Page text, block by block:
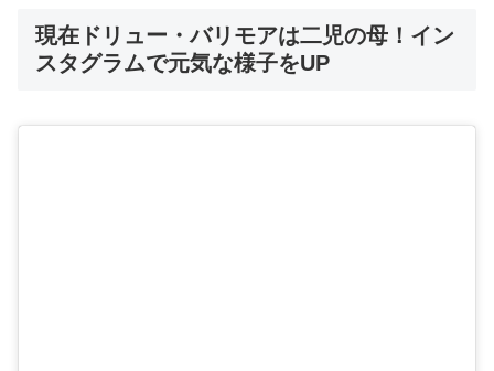
現在ドリュー・バリモアは二児の母！イン
スタグラムで元気な様子をUP